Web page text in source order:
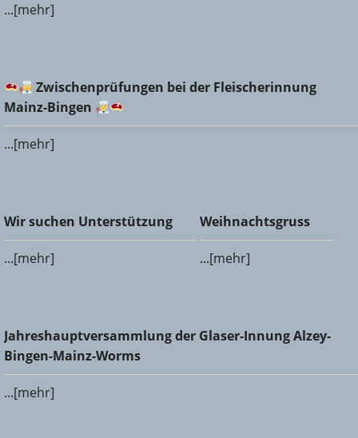
...[mehr]
Zwischenprüfungen bei der Fleischerinnung Mainz-
Bingen
Zwischenprüfungen bei der Fleischerinnung
Mainz-Bingen
...[mehr]
Wir suchen Unterstützung
Wir suchen Unterstützung
...[mehr]
Weihnachtsgruss
Weihnachtsgruss
...[mehr]
Jahreshauptversammlung der Glaser-Innung Alzey-Bingen-
Mainz-Worms
Jahreshauptversammlung der Glaser-Innung Alzey-
Bingen-Mainz-Worms
...[mehr]